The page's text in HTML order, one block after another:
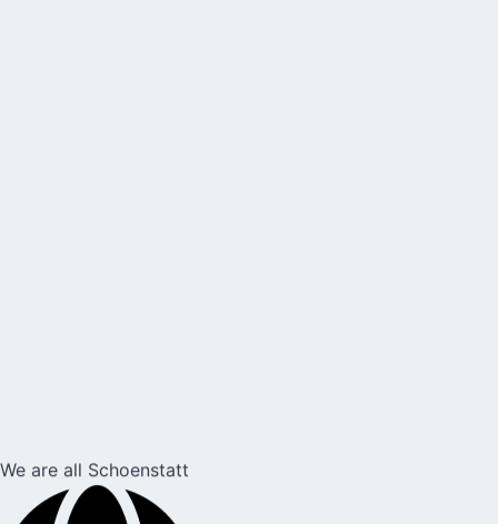
We are all Schoenstatt